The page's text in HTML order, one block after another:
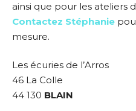
ainsi que pour les ateliers
Contactez Stéphanie
mesure.
Les écuries de l’Arros
46 La Colle
44 130 BLAIN